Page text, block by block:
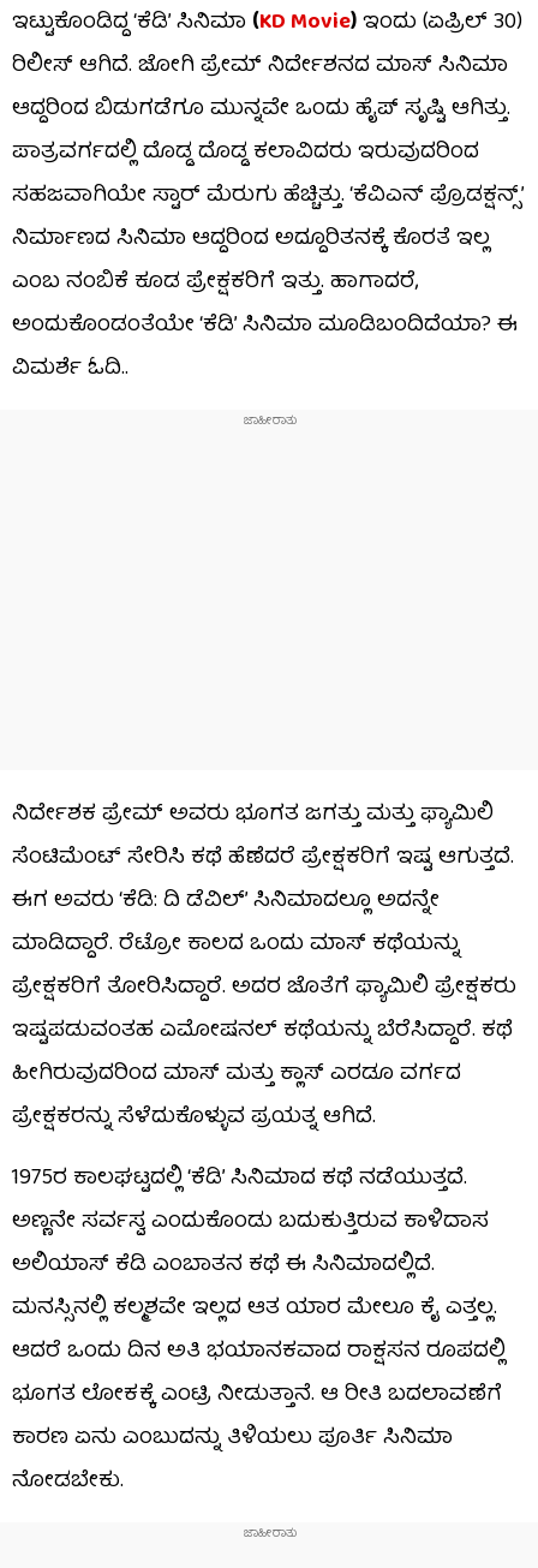
ಇಟ್ಟುಕೊಂಡಿದ್ದ ‘ಕೆಡಿ’ ಸಿನಿಮಾ (KD Movie)ಇಂದು (ಏಪ್ರಿಲ್ 30)
ರಿಲೀಸ್ ಆಗಿದೆ. ಜೋಗಿ ಪ್ರೇಮ್ ನಿರ್ದೇಶನದ ಮಾಸ್ ಸಿನಿಮಾ
ಆದ್ದರಿಂದ ಬಿಡುಗಡೆಗೂ ಮುನ್ನವೇ ಒಂದು ಹೈಪ್ ಸೃಷ್ಟಿ ಆಗಿತ್ತು.
ಪಾತ್ರವರ್ಗದಲ್ಲಿ ದೊಡ್ಡ ದೊಡ್ಡ ಕಲಾವಿದರು ಇರುವುದರಿಂದ
ಸಹಜವಾಗಿಯೇ ಸ್ಟಾರ್ ಮೆರುಗು ಹೆಚ್ಚಿತ್ತು. ‘ಕೆವಿಎನ್ ಪ್ರೊಡಕ್ಷನ್ಸ್’
ನಿರ್ಮಾಣದ ಸಿನಿಮಾ ಆದ್ದರಿಂದ ಅದ್ದೂರಿತನಕ್ಕೆ ಕೊರತೆ ಇಲ್ಲ
ಎಂಬ ನಂಬಿಕೆ ಕೂಡ ಪ್ರೇಕ್ಷಕರಿಗೆ ಇತ್ತು. ಹಾಗಾದರೆ,
ಅಂದುಕೊಂಡಂತೆಯೇ ‘ಕೆಡಿ’ ಸಿನಿಮಾ ಮೂಡಿಬಂದಿದೆಯಾ? ಈ
ವಿಮರ್ಶೆ ಓದಿ..
ನಿರ್ದೇಶಕ ಪ್ರೇಮ್ ಅವರು ಭೂಗತ ಜಗತ್ತು ಮತ್ತು ಫ್ಯಾಮಿಲಿ
ಸೆಂಟಿಮೆಂಟ್ ಸೇರಿಸಿ ಕಥೆ ಹೆಣೆದರೆ ಪ್ರೇಕ್ಷಕರಿಗೆ ಇಷ್ಟ ಆಗುತ್ತದೆ.
ಈಗ ಅವರು ‘ಕೆಡಿ: ದಿ ಡೆವಿಲ್’ ಸಿನಿಮಾದಲ್ಲೂ ಅದನ್ನೇ
ಮಾಡಿದ್ದಾರೆ. ರೆಟ್ರೋ ಕಾಲದ ಒಂದು ಮಾಸ್ ಕಥೆಯನ್ನು
ಪ್ರೇಕ್ಷಕರಿಗೆ ತೋರಿಸಿದ್ದಾರೆ. ಅದರ ಜೊತೆಗೆ ಫ್ಯಾಮಿಲಿ ಪ್ರೇಕ್ಷಕರು
ಇಷ್ಟಪಡುವಂತಹ ಎಮೋಷನಲ್ ಕಥೆಯನ್ನು ಬೆರೆಸಿದ್ದಾರೆ. ಕಥೆ
ಹೀಗಿರುವುದರಿಂದ ಮಾಸ್ ಮತ್ತು ಕ್ಲಾಸ್ ಎರಡೂ ವರ್ಗದ
ಪ್ರೇಕ್ಷಕರನ್ನು ಸೆಳೆದುಕೊಳ್ಳುವ ಪ್ರಯತ್ನ ಆಗಿದೆ.
1975ರ ಕಾಲಘಟ್ಟದಲ್ಲಿ ‘ಕೆಡಿ’ ಸಿನಿಮಾದ ಕಥೆ ನಡೆಯುತ್ತದೆ.
ಅಣ್ಣನೇ ಸರ್ವಸ್ವ ಎಂದುಕೊಂಡು ಬದುಕುತ್ತಿರುವ ಕಾಳಿದಾಸ
ಅಲಿಯಾಸ್ ಕೆಡಿ ಎಂಬಾತನ ಕಥೆ ಈ ಸಿನಿಮಾದಲ್ಲಿದೆ.
ಮನಸ್ಸಿನಲ್ಲಿ ಕಲ್ಮಶವೇ ಇಲ್ಲದ ಆತ ಯಾರ ಮೇಲೂ ಕೈ ಎತ್ತಲ್ಲ.
ಆದರೆ ಒಂದು ದಿನ ಅತಿ ಭಯಾನಕವಾದ ರಾಕ್ಷಸನ ರೂಪದಲ್ಲಿ
ಭೂಗತ ಲೋಕಕ್ಕೆ ಎಂಟ್ರಿ ನೀಡುತ್ತಾನೆ. ಆ ರೀತಿ ಬದಲಾವಣೆಗೆ
ಕಾರಣ ಏನು ಎಂಬುದನ್ನು ತಿಳಿಯಲು ಪೂರ್ತಿ ಸಿನಿಮಾ
ನೋಡಬೇಕು.